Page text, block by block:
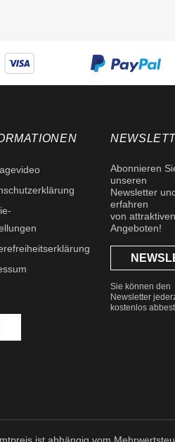
Abonnieren
unseren
Newsletter
erfahren
von attraktiven
Angeboten!
Sie können den
Newsletter
kostenlos